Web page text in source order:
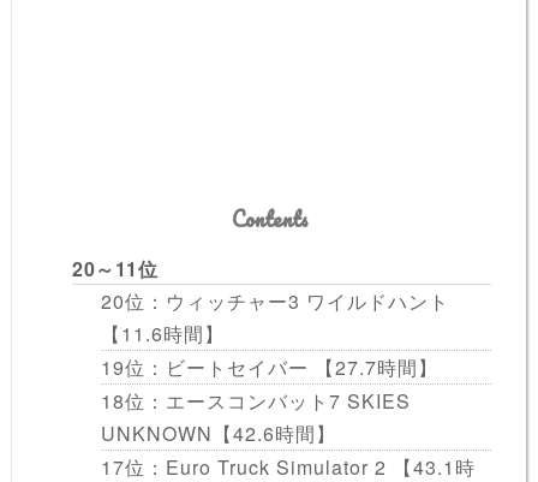
Contents
20～11位
20位：ウィッチャー3 ワイルドハント
【11.6時間】
19位：ビートセイバー 【27.7時間】
18位：エースコンバット7 SKIES
UNKNOWN【42.6時間】
17位：Euro Truck Simulator 2 【43.1時